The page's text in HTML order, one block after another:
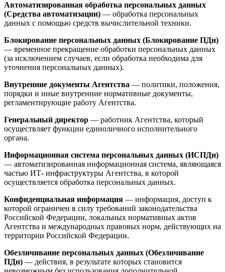
Автоматизированная обработка персональных данных
(Средства автоматизации) — обработка персональных
данных с помощью средств вычислительной техники.
Блокирование персональных данных (Блокирование ПДн)
— временное прекращение обработки персональных данных
(за исключением случаев, если обработка необходима для
уточнения персональных данных).
Внутренние документы Агентства — политики, положения,
порядки и иные внутренние нормативные документы,
регламентирующие работу Агентства.
Генеральный директор — работник Агентства, который
осуществляет функции единоличного исполнительного
органа.
Информационная система персональных данных (ИСПДн)
— автоматизированная информационная система, являющаяся
частью ИТ- инфраструктуры Агентства, в которой
осуществляется обработка персональных данных.
Конфиденциальная информация — информация, доступ к
которой ограничен в силу требований законодательства
Российской Федерации, локальных нормативных актов
Агентства и международных правовых норм, действующих на
территории Российской Федерации.
Обезличивание персональных данных (Обезличивание
ПДн) — действия, в результате которых становится